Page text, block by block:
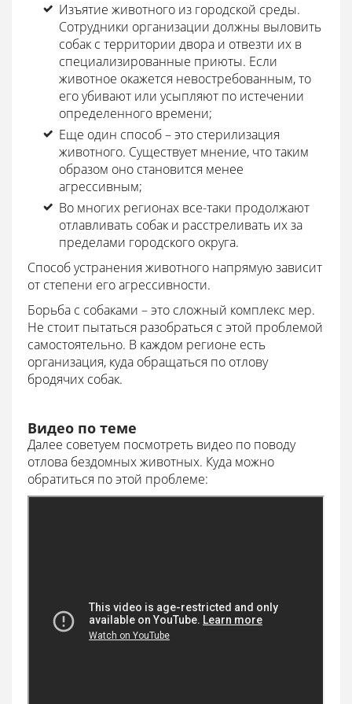
Изъятие животного из городской среды.
Сотрудники организации должны выловить
собак с территории двора и отвезти их в
специализированные приюты. Если
животное окажется невостребованным, то
его убивают или усыпляют по истечении
определенного времени;
Еще один способ – это стерилизация
животного. Существует мнение, что таким
образом оно становится менее
агрессивным;
Во многих регионах все-таки продолжают
отлавливать собак и расстреливать их за
пределами городского округа.
Способ устранения животного напрямую зависит
от степени его агрессивности.
Борьба с собаками – это сложный комплекс мер.
Не стоит пытаться разобраться с этой проблемой
самостоятельно. В каждом регионе есть
организация, куда обращаться по отлову
бродячих собак.
Видео по теме
Далее советуем посмотреть видео по поводу
отлова бездомных животных. Куда можно
обратиться по этой проблеме: